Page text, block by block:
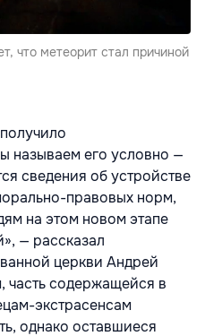
что метеорит стал причиной
называем его условно —
сведения об устройстве
правовых норм,
на этом новом этапе
— рассказал
церкви Андрей
часть содержащейся в
экстрасенсам
однако оставшиеся